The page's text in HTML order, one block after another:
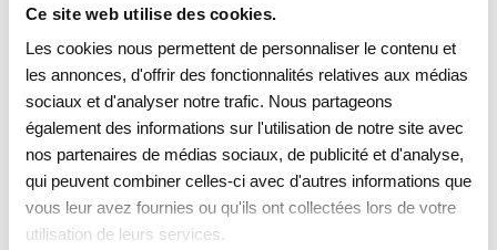
Ce site web utilise des cookies.
Les cookies nous permettent de personnaliser le contenu et
les annonces, d'offrir des fonctionnalités relatives aux médias
sociaux et d'analyser notre trafic. Nous partageons
également des informations sur l'utilisation de notre site avec
nos partenaires de médias sociaux, de publicité et d'analyse,
qui peuvent combiner celles-ci avec d'autres informations que
vous leur avez fournies ou qu'ils ont collectées lors de votre
utilisation de leurs services.
spécifique et un plan d’action dédié.
Cette analyse préalable est essentielle
pour transformer la prévision en avantage
stratégique. En anticipant les périodes de
forte activité, vous pouvez ajuster vos
ressources, vos outils et vos process,